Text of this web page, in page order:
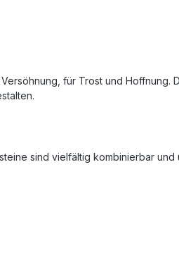
für Trost und Hoffnung.
sind vielfältig kombinierbar